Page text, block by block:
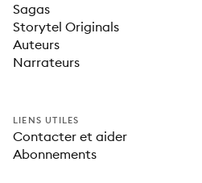
Sagas
Storytel Originals
Auteurs
Narrateurs
LIENS UTILES
Contacter et aider
Abonnements